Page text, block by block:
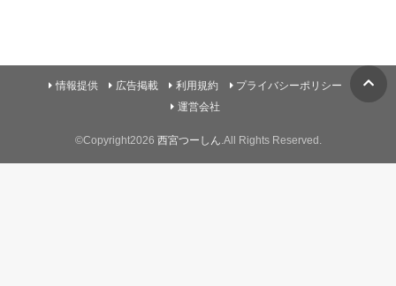
情報提供 広告掲載 利用規約
プライバシーポリシー
運営会社
©Copyright2026 西宮つーしん .All Rights Reserved.